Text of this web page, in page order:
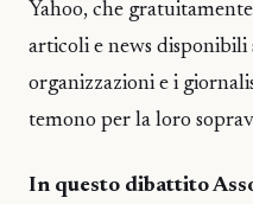
Yahoo, che
articoli e news disponibili
organizzazioni e i
temono per la loro
In questo dibattito